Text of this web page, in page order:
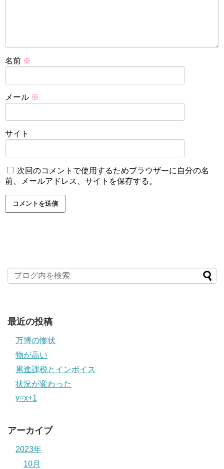
名前 ※
メール ※
サイト
次回のコメントで使用するためブラウザーに自分の名
前、メールアドレス、サイトを保存する。
最近の投稿
万博の惨状
物が高い
累進課税とインボイス
状況が変わった
y=x+1
アーカイブ
2023年
10月